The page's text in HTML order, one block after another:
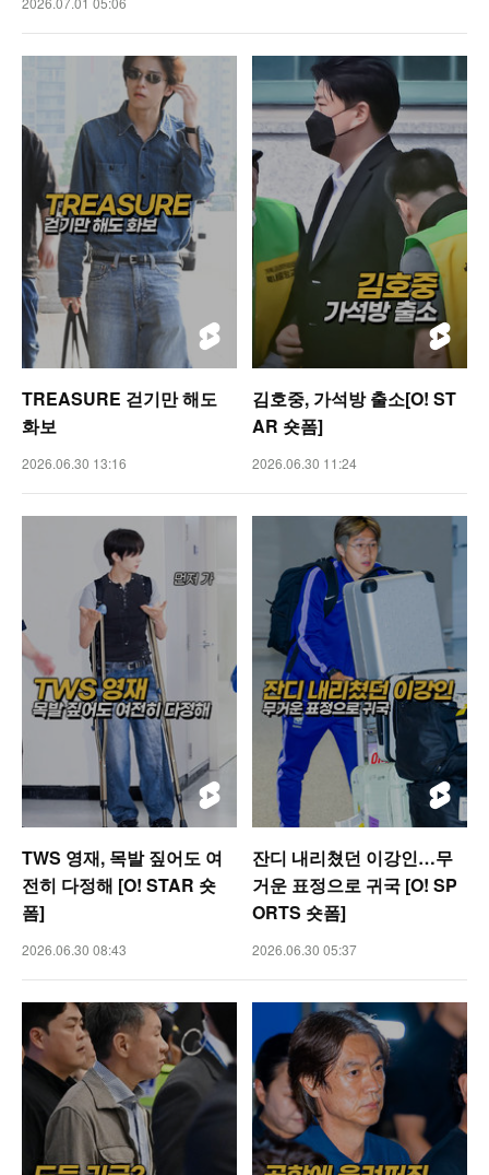
TREASURE 걷기만 해도
화보
2026.06.30 13:16
김호중, 가석방 출소[O! ST
AR 숏폼]
2026.06.30 11:24
TWS 영재, 목발 짚어도 여
전히 다정해 [O! STAR 숏
폼]
2026.06.30 08:43
잔디 내리쳤던 이강인…무
거운 표정으로 귀국 [O! SP
ORTS 숏폼]
2026.06.30 05:37